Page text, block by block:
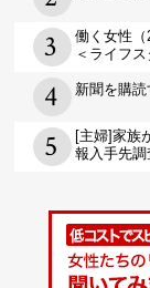
働く女性
＜ライフ
新聞を購
[主婦]家族
報入手先調